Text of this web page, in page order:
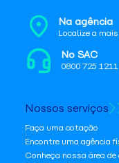
Na agência
Localize a
No SAC
0800 725
Nossos serviços
Faça uma cotação
Encontre uma agência
Conheça nossa área